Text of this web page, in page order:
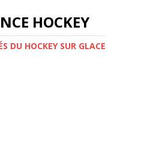
HOCKEY
DU HOCKEY SUR GLACE